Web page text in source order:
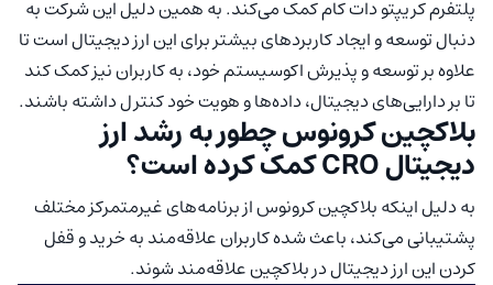
پلتفرم کریپتو دات کام کمک می‌کند. به همین دلیل این شرکت به
دنبال توسعه و ایجاد کاربردهای بیشتر برای این ارز دیجیتال است تا
علاوه بر توسعه و پذیرش اکوسیستم خود، به کاربران نیز کمک کند
تا بر دارایی‌های دیجیتال، داده‌ها و هویت خود کنترل داشته باشند.
بلاکچین کرونوس چطور به رشد ارز
دیجیتال CRO کمک کرده است؟
به دلیل اینکه بلاکچین کرونوس از برنامه‌های غیرمتمرکز مختلف
پشتیبانی می‌کند، باعث شده کاربران علاقه‌مند به خرید و قفل
کردن این ارز دیجیتال در بلاکچین علاقه‌مند شوند.